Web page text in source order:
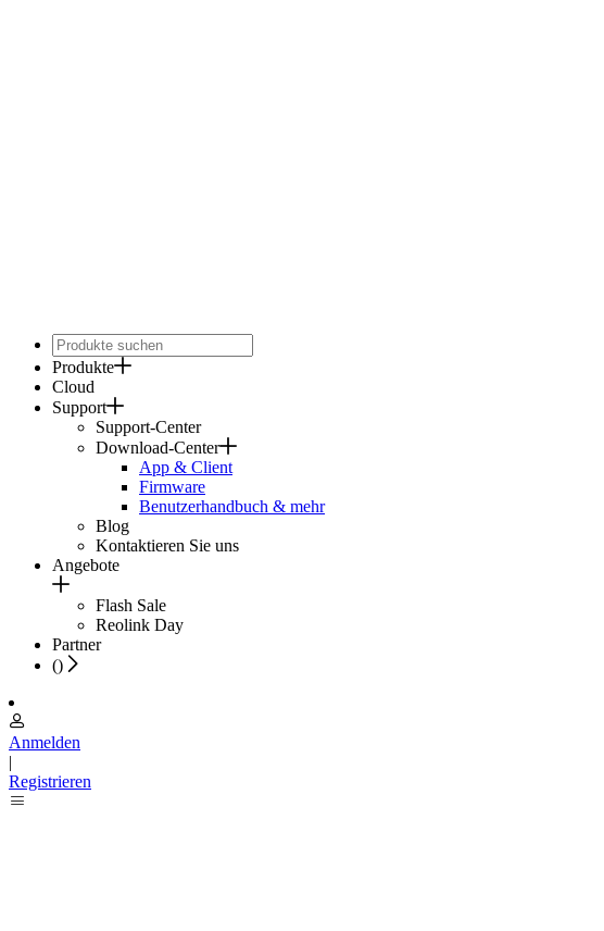
Produkte
Cloud
Support
Support-Center
Download-Center
App & Client
Firmware
Benutzerhandbuch & mehr
Blog
Kontaktieren Sie uns
Angebote
Flash Sale
Reolink Day
Partner
()
Anmelden
|
Registrieren